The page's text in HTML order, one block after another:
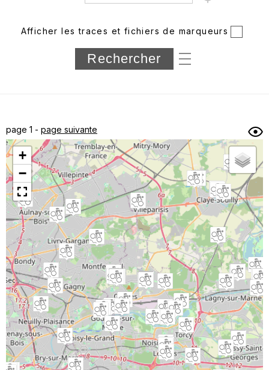
Département
Longueur min/max
sous-dossiers
Trier par
Horodatage Photos
Afficher les traces et fichiers de marqueurs
page 1 - page suivante
+
−